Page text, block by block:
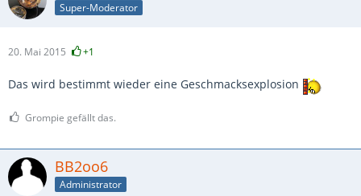
Super-Moderator
20. Mai 2015 +1
Das wird bestimmt wieder eine Geschmacksexplosion
Grompie gefällt das.
BB2oo6
Administrator